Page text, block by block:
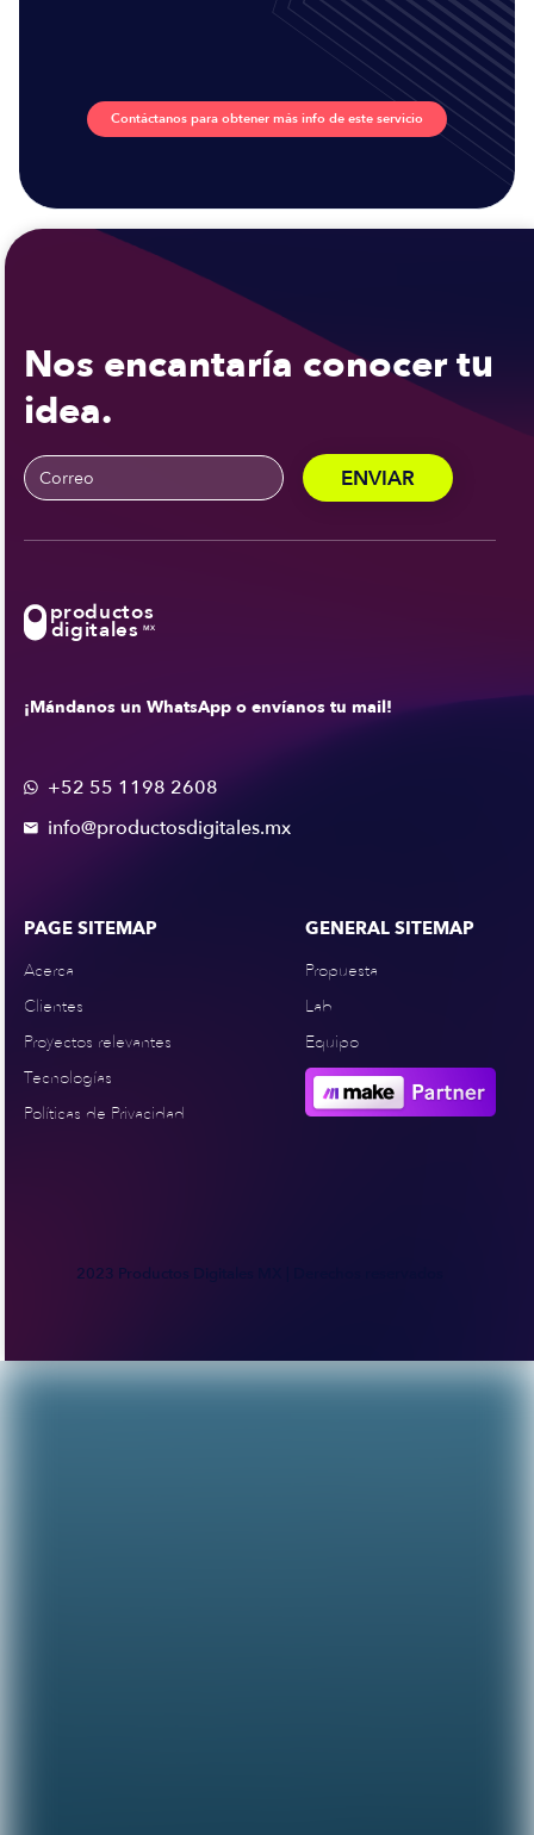
Contáctanos para obtener más info de este servicio
Nos encantaría conocer tu
idea.
productos
digitales MX
¡Mándanos un WhatsApp o envíanos tu mail!
 +52 55 1198 2608
 info@productosdigitales.mx
PAGE SITEMAP
Acerca
Clientes
Proyectos relevantes
Tecnologías
Políticas de Privacidad
GENERAL SITEMAP
Propuesta
Lab
Equipo
2023 Productos Digitales MX | Derechos reservados